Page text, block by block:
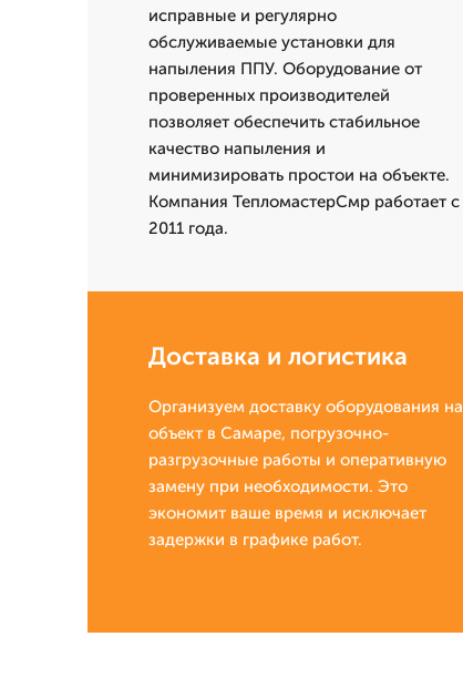
исправные и регулярно
обслуживаемые установки для
напыления ППУ. Оборудование от
проверенных производителей
позволяет обеспечить стабильное
качество напыления и
минимизировать простои на объекте.
Компания ТепломастерСмр работает с
2011 года.
Доставка и логистика
Организуем доставку оборудования на
объект в Самаре, погрузочно-
разгрузочные работы и оперативную
замену при необходимости. Это
экономит ваше время и исключает
задержки в графике работ.